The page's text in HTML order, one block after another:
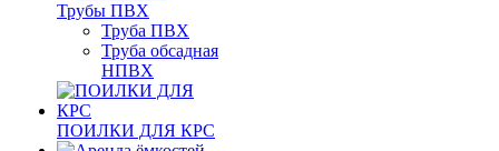
Трубы ПВХ
Труба ПВХ
Труба обсадная
НПВХ
ПОИЛКИ ДЛЯ КРС